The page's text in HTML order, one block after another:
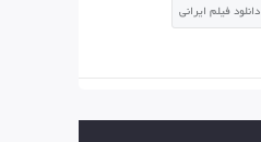
دانلود فیلم ایرانی